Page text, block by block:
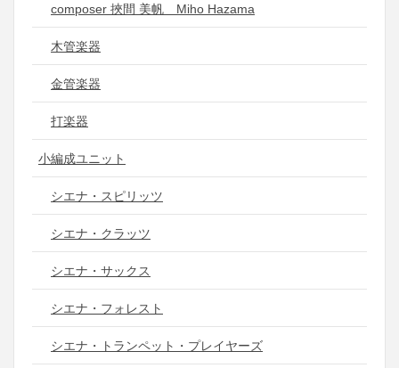
composer 挾間 美帆 Miho Hazama
木管楽器
金管楽器
打楽器
小編成ユニット
シエナ・スピリッツ
シエナ・クラッツ
シエナ・サックス
シエナ・フォレスト
シエナ・トランペット・プレイヤーズ